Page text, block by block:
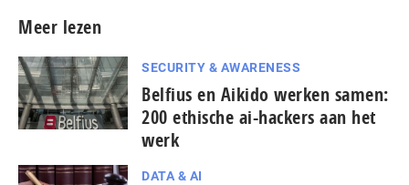
Meer lezen
SECURITY & AWARENESS
Belfius en Aikido werken samen:
200 ethische ai-hackers aan het
werk
DATA & AI